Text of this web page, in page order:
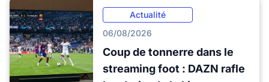
Actualité
06/08/2026
Coup de tonnerre dans le
streaming foot : DAZN rafle